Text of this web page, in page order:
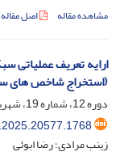
مشاهده مقاله اصل مقاله
ارایه تعریف عملیاتی
(استخراج شاخص های
دوره 12، شماره 19، شهریور 1403، صفحه
زینب مرادی؛ رضا ابوئی